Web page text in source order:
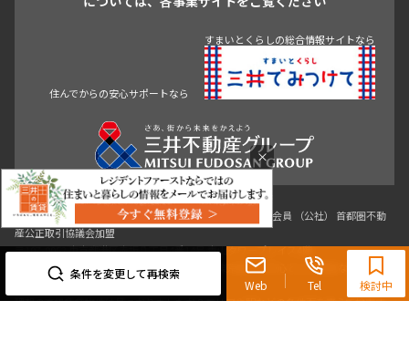
条件を変更して再検索
Web Tel
0120-321-719
9:30~18:00（水曜定休）
検討中
戸越・大井・蒲田
品川
目黒・中目黒
初台・幡ヶ谷・笹塚
三井不動産グループの住まいに関する具体的なサービス内容
については、各事業サイトをご覧ください
住んでからの安心サポートなら
すまいとくらしの総合情報サイトなら
東京都知事（3）第96482号 （一社） 不動産流通経営協会会員 （公社） 首都圏不動
産公正取引協議会加盟
×